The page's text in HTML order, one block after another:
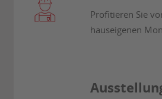
Profitieren Sie
hauseigenen